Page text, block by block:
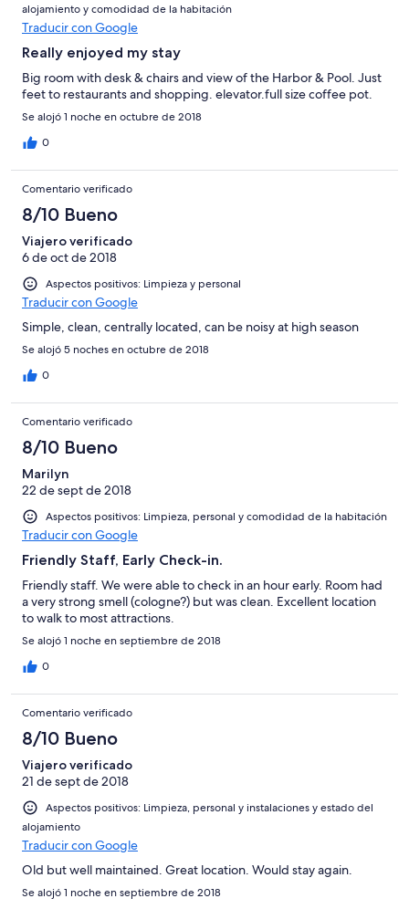
alojamiento y comodidad de la habitación
Traducir con Google
Really enjoyed my stay
Big room with desk & chairs and view of the Harbor & Pool. Just
feet to restaurants and shopping. elevator.full size coffee pot.
Se alojó 1 noche en octubre de 2018
0
Comentario verificado
8/10 Bueno
Viajero verificado
6 de oct de 2018
Aspectos positivos: Limpieza y personal
Traducir con Google
Simple, clean, centrally located, can be noisy at high season
Se alojó 5 noches en octubre de 2018
0
Comentario verificado
8/10 Bueno
Marilyn
22 de sept de 2018
Aspectos positivos: Limpieza, personal y comodidad de la habitación
Traducir con Google
Friendly Staff, Early Check-in.
Friendly staff. We were able to check in an hour early. Room had
a very strong smell (cologne?) but was clean. Excellent location
to walk to most attractions.
Se alojó 1 noche en septiembre de 2018
0
Comentario verificado
8/10 Bueno
Viajero verificado
21 de sept de 2018
Aspectos positivos: Limpieza, personal y instalaciones y estado del
alojamiento
Traducir con Google
Old but well maintained. Great location. Would stay again.
Se alojó 1 noche en septiembre de 2018